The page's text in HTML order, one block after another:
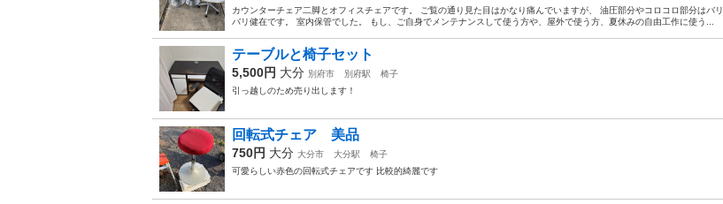
カウンターチェア二脚とオフィスチェアです。 ご覧の通り見た目はかなり痛んでいますが、 油圧部分やコロコロ部分はバリ
バリ健在です。 室内保管でした。 もし、ご自身でメンテナンスして使う方や、屋外で使う方、夏休みの自由工作に使う...
テーブルと椅子セット
5,500円 大分 別府市 別府駅
椅子
引っ越しのため売り出します！
回転式チェア 美品
750円 大分 大分市 大分駅
椅子
可愛らしい赤色の回転式チェアです 比較的綺麗です